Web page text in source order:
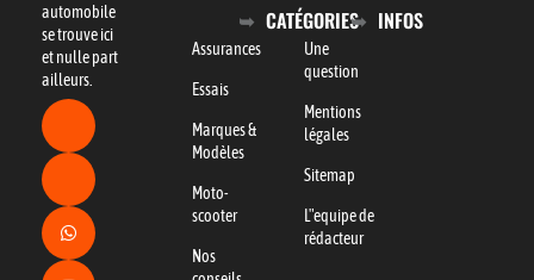
automobile
se trouve ici
et nulle part
ailleurs.
CATÉGORIES
Assurances
Essais
Marques &
Modèles
Moto-
scooter
Nos
INFOS
Une
question
Mentions
légales
Sitemap
L"equipe de
rédacteur